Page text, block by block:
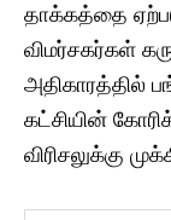
தாக்கத்தை
விமர்சகர்கள்
அதிகாரத்தில்
கட்சியின்
விரிசலுக்கு